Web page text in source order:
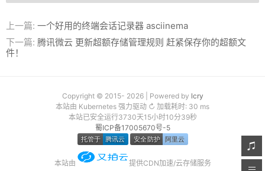
上一篇: 一个好用的终端会话记录器 asciinema
下一篇: 腾讯微云 更新超额存储管理规则 赶紧保存你的超额文
件！
Copyright © 2015- 2026 | Powered by lcry
本站由 Kubernetes 强力驱动 ↻ 加载耗时: 30 ms
本站已安全运行3730天15小时10分40秒
蜀ICP备17005670号-5
本站由 提供CDN加速/云存储服务